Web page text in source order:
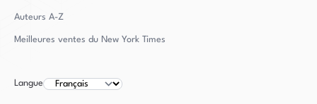
Auteurs A-Z
Meilleures ventes du New York Times
Langue